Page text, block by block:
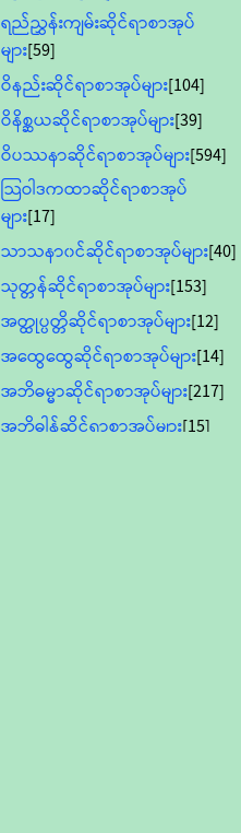
ရည်ညွှန်းကျမ်းဆိုင်ရာစာအုပ်
များ[59]
ဝိနည်းဆိုင်ရာစာအုပ်များ[104]
ဝိနိစ္ဆယဆိုင်ရာစာအုပ်များ[39]
ဝိပဿနာဆိုင်ရာစာအုပ်များ[594]
သြဝါဒကထာဆိုင်ရာစာအုပ်
များ[17]
သာသနာ၀င်ဆိုင်ရာစာအုပ်များ[40]
သုတ္တန်ဆိုင်ရာစာအုပ်များ[153]
အတ္ထုပ္ပတ္တိဆိုင်ရာစာအုပ်များ[12]
အထွေထွေဆိုင်ရာစာအုပ်များ[14]
အဘိဓမ္မာဆိုင်ရာစာအုပ်များ[217]
အဘိဓါန်ဆိုင်ရာစာအုပ်များ[15]